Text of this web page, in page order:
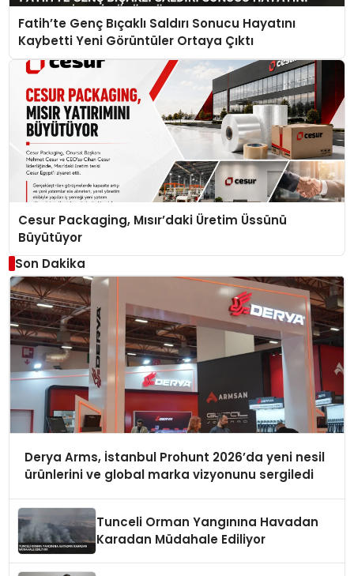
Fatih’te Genç Bıçaklı Saldırı Sonucu Hayatını
Kaybetti Yeni Görüntüler Ortaya Çıktı
Cesur Packaging, Mısır’daki Üretim Üssünü
Büyütüyor
Son Dakika
Derya Arms, İstanbul Prohunt 2026’da yeni nesil
ürünlerini ve global marka vizyonunu sergiledi
Tunceli Orman Yangınına Havadan
Karadan Müdahale Ediliyor